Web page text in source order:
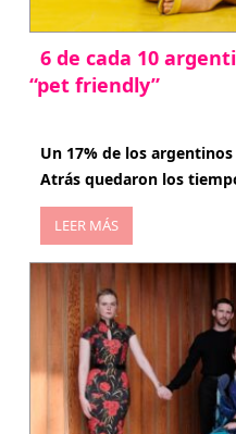
6 de cada 10
“pet friendly”
Un 17% de los
Atrás quedaron los
LEER MÁS